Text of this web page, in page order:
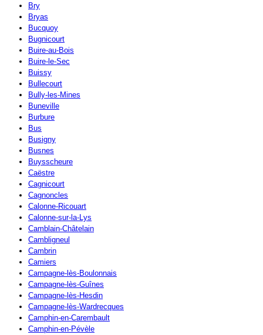
Bry
Bryas
Bucquoy
Bugnicourt
Buire-au-Bois
Buire-le-Sec
Buissy
Bullecourt
Bully-les-Mines
Buneville
Burbure
Bus
Busigny
Busnes
Buysscheure
Caëstre
Cagnicourt
Cagnoncles
Calonne-Ricouart
Calonne-sur-la-Lys
Camblain-Châtelain
Cambligneul
Cambrin
Camiers
Campagne-lès-Boulonnais
Campagne-lès-Guînes
Campagne-lès-Hesdin
Campagne-lès-Wardrecques
Camphin-en-Carembault
Camphin-en-Pévèle